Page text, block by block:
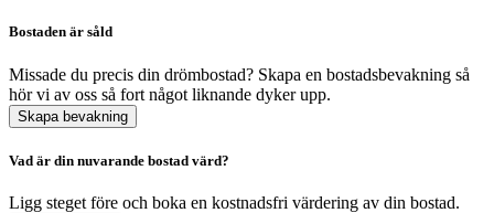
Bostaden är såld
Missade du precis din drömbostad? Skapa en bostadsbevakning så
hör vi av oss så fort något liknande dyker upp.
Skapa bevakning
Vad är din nuvarande bostad värd?
Ligg steget före och boka en kostnadsfri värdering av din bostad.